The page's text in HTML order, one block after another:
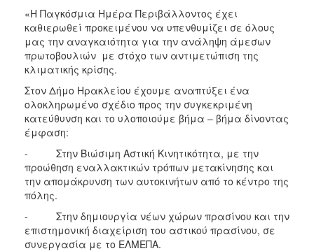
«Η Παγκόσμια Ημέρα Περιβάλλοντος έχει
καθιερωθεί προκειμένου να υπενθυμίζει σε όλους
μας την αναγκαιότητα για την ανάληψη άμεσων
πρωτοβουλιών με στόχο των αντιμετώπιση της
κλιματικής κρίσης.
Στον Δήμο Ηρακλείου έχουμε αναπτύξει ένα
ολοκληρωμένο σχέδιο προς την συγκεκριμένη
κατεύθυνση και το υλοποιούμε βήμα – βήμα δίνοντας
έμφαση:
- Στην Βιώσιμη Αστική Κινητικότητα, με την
προώθηση εναλλακτικών τρόπων μετακίνησης και
την απομάκρυνση των αυτοκινήτων από το κέντρο της
πόλης.
- Στην δημιουργία νέων χώρων πρασίνου και την
επιστημονική διαχείριση του αστικού πρασίνου, σε
συνεργασία με το ΕΛΜΕΠΑ.